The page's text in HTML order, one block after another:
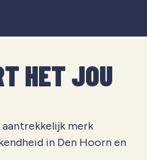
HET JOU
merk
in Den Hoorn en